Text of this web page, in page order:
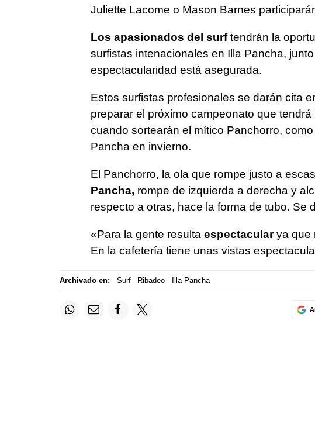
Juliette Lacome o Mason Barnes
Los apasionados del surftendrán la
surfistas intenacionales en Illa Pancha,
espectacularidad está asegurada.
Estos surfistas profesionales se darán cita
preparar el próximo campeonato que
cuando sortearán el mítico Panchorro,
Pancha en invierno.
El Panchorro, la ola que rompe justo a
Pancha, rompe de izquierda a derecha y
respecto a otras, hace la forma de tubo. Se
«Para la gente resulta espectacularya que
En la cafetería tiene unas vistas
Archivado en: Surf Ribadeo Illa Pancha